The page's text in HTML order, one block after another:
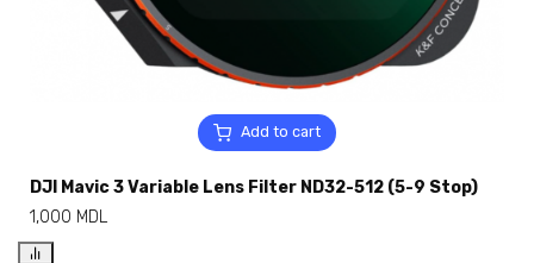
Add to cart
DJI Mavic 3 Variable Lens Filter ND32-512 (5-9 Stop)
1,000 MDL